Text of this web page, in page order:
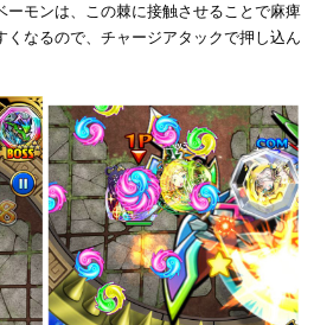
ーモンは、この棘に接触させることで麻痺
くなるので、チャージアタックで押し込ん